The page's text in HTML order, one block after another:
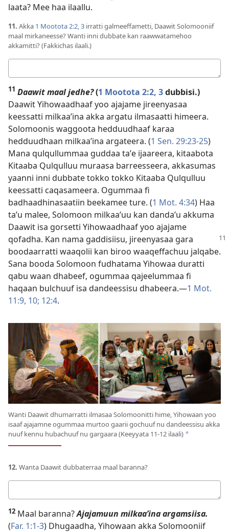
laata? Mee haa ilaallu.
11. Akka 1 Mootota 2:2, 3 irratti galmeeffametti, Daawit Solomooniif
maal mirkaneesse? Wanti inni dubbate kan raawwatamehoo
akkamitti? (Fakkichas ilaali.)
kee
11 Daawit maal jedhe?(1 Mootota 2:2, 3dubbisi.)
Daawit Yihowaadhaaf yoo ajajame jireenyasaa
keessatti milkaaʼina akka argatu ilmasaatti himeera.
Solomoonis waggoota hedduudhaaf karaa
hedduudhaan milkaaʼina argateera. (1 Sen. 29:23-25)
Mana qulqullummaa guddaa taʼe ijaareera, kitaabota
Kitaaba Qulqulluu muraasa barreesseera, akkasumas
yaanni inni dubbate tokko tokko Kitaaba Qulqulluu
keessatti caqasameera. Ogummaa fi
badhaadhinasaatiin beekamee ture. (1 Mot. 4:34) Haa
taʼu malee, Solomoon milkaaʼuu kan dandaʼu akkuma
Daawit isa gorsetti Yihowaadhaaf yoo ajajame
qofadha. Kan nama gaddisiisu, jireenyasaa gara
boodaarratti waaqolii kan biroo waaqeffachuu jalqabe.
Sana booda Solomoon fudhatama Yihowaa duratti
qabu waan dhabeef, ogummaa qajeelummaa fi
haqaan bulchuuf isa dandeessisu dhabeera.—1 Mot.
11:9, 10; 12:4.
Wanti Daawit dhumarratti ilmasaa Solomoonitti hime, Yihowaan yoo
isaaf ajajamne ogummaa murtoo gaarii gochuuf nu dandeessisu akka
nuuf kennu hubachuuf nu gargaara (Keeyyata 11-12 ilaali) b
12. Wanta Daawit dubbaterraa maal baranna?
kee
12 Maal baranna?Ajajamuun milkaaʼina argamsiisa.
(Far. 1:1-3) Dhugaadha, Yihowaan akka Solomooniif